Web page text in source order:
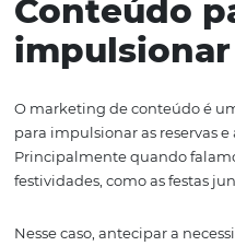
Se você quer aproveitar
não deixe de conhecer o
conecta o seu hotel aos
centralizando a gestão
garantir eficiência
canais, em um unico